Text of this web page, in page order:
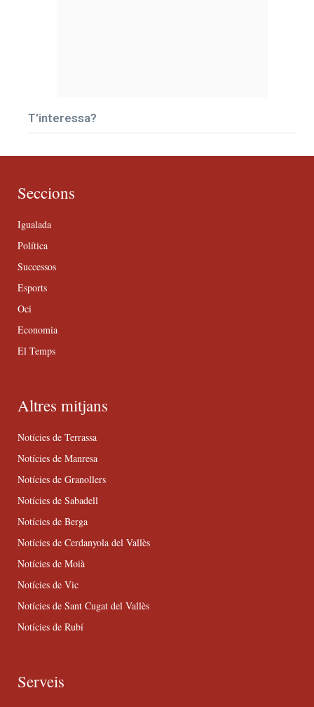
T’interessa?
Seccions
Igualada
Política
Successos
Esports
Oci
Economia
El Temps
Altres mitjans
Notícies de Terrassa
Notícies de Manresa
Notícies de Granollers
Notícies de Sabadell
Notícies de Berga
Notícies de Cerdanyola del Vallès
Notícies de Moià
Notícies de Vic
Notícies de Sant Cugat del Vallès
Notícies de Rubí
Serveis